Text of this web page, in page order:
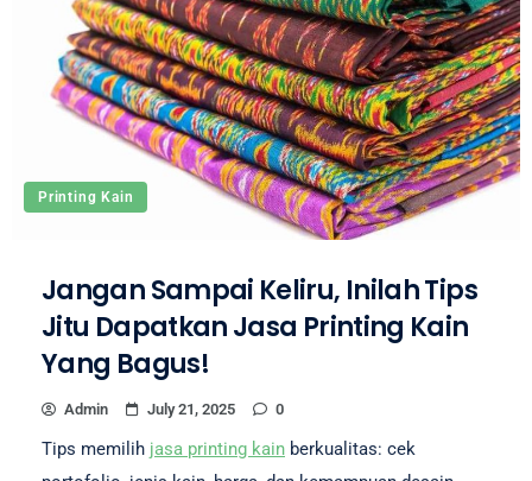
Printing Kain
Jangan Sampai Keliru, Inilah Tips
Jitu Dapatkan Jasa Printing Kain
Yang Bagus!
Admin July 21, 2025 0
Tips memilih jasa printing kain berkualitas: cek